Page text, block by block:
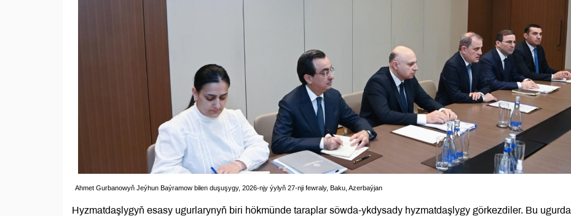
Ahmet Gurbanowyň Jeýhun Baýramow bilen duşuşygy, 2026-njy ýylyň 27-nji fewraly, Baku, Azerbaýjan
Hyzmatdaşlygyň esasy ugurlarynyň biri hökmünde taraplar söwda-ykdysady hyzmatdaşlygy görkezdiler. Bu ugurda